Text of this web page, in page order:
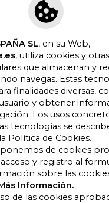
para recibir ofertas y
promociones
Energía, 65, Nave 3
Barcelona. Derechos
SL, en su Web,
, utiliza cookies y otras
que almacenan y
navegas. Estas
finalidades diversas,
y obtener
Los usos
tecnologías se
Política de Cookies.
de cookies
y registro al
sobre las
Información.
de las cookies